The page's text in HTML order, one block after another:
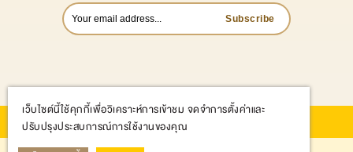
Subscribe
©2026kanom-cafe.com All Rights Reserved.
เว็บไซต์นี้ใช้คุกกี้เพื่อวิเคราะห์การเข้าชม จดจำการตั้งค่าและ
ปรับปรุงประสบการณ์การใช้งานของคุณ